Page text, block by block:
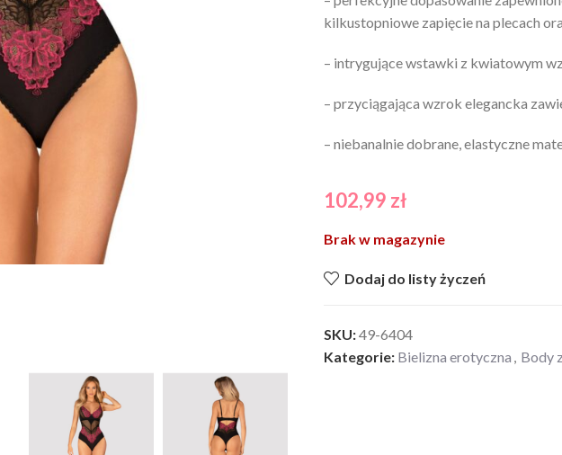
kilkustopniowe zapięcie na plecach
– intrygujące wstawki z kwiatowym
– przyciągająca wzrok elegancka
– niebanalnie dobrane, elastyczne
102,99 zł
Brak w magazynie
Dodaj do listy życzeń
SKU:49-6404
Kategorie: Bielizna erotyczna , Body